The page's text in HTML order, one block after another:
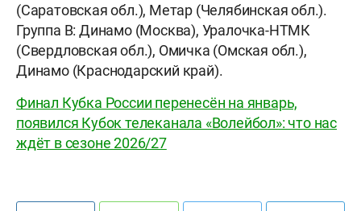
(Саратовская обл.), Метар (Челябинская обл.).
Группа В: Динамо (Москва), Уралочка-НТМК
(Свердловская обл.), Омичка (Омская обл.),
Динамо (Краснодарский край).
Финал Кубка России перенесён на январь,
появился Кубок телеканала «Волейбол»: что нас
ждёт в сезоне 2026/27